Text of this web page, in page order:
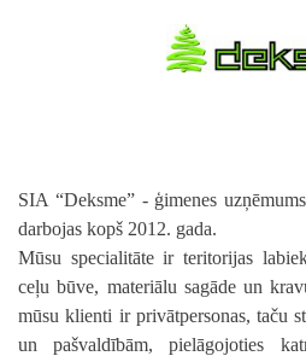
SIA “Deksme” - ģimenes
darbojas kopš 2012. gada.
Mūsu specialitāte ir teritorijas
ceļu būve, materiālu sagāde un
mūsu klienti ir privātpersonas, taču
un pašvaldībām, pielāgojoties